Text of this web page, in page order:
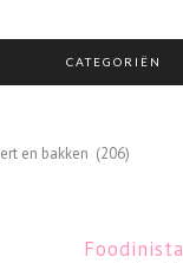
CATEGORIËN
Foodinista